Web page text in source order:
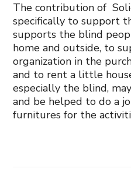
The contribution of
specifically to support
supports the blind
home and outside, to
organization in the
and to rent a little
especially the blind,
and be helped to do a
furnitures for the